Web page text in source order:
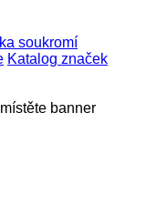
soukromí
Katalog značek
banner